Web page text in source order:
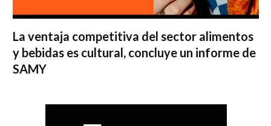
La ventaja competitiva del sector alimentos
y bebidas es cultural, concluye un informe de
SAMY